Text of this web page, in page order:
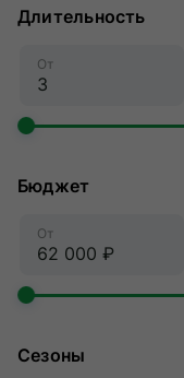
Длительность
От
Бюджет
От
Сезоны